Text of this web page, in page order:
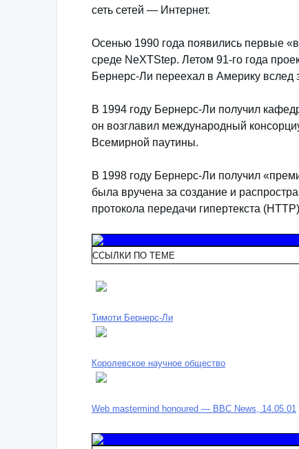
сеть сетей — Интернет.
Осенью 1990 года появились первые
среде NeXTStep. Летом 91-го года
Бернерс-Ли переехал в Америку вслед
В 1994 году Бернерс-Ли получил
он возглавил международный
Всемирной паутины.
В 1998 году Бернерс-Ли получил
была вручена за создание и
протокола передачи гипертекста
ССЫЛКИ ПО ТЕМЕ
Тимоти Бернерс-Ли
Королевское научное общество
Web mastermind honoured — BBC News, 14.05.01